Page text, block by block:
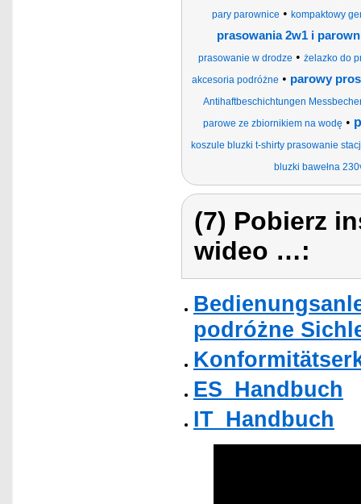
pary parownice • kompaktowy
prasowania 2w1 i
prasowanie w drodze • żelazko do
akcesoria podróżne • parowy
Antihaftbeschichtungen
parowe ze zbiornikiem na wodę •
koszule bluzki t-shirty prasowanie
bluzki bawełna
(7) Pobierz
wideo …:
podróżne
ES_Handbuch
IT_Handbuch